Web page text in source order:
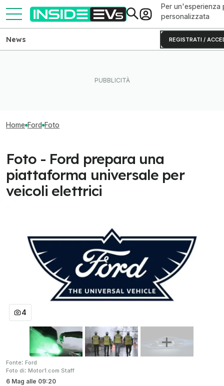
Per un'esperienza
personalizzata
REGISTRATI /
News
Home Ford Foto
Foto - Ford prepara una
piattaforma universale per
veicoli elettrici
4
Fonte: Ford
Foto di: Motor1.com Staff
6 Mag alle 09:20